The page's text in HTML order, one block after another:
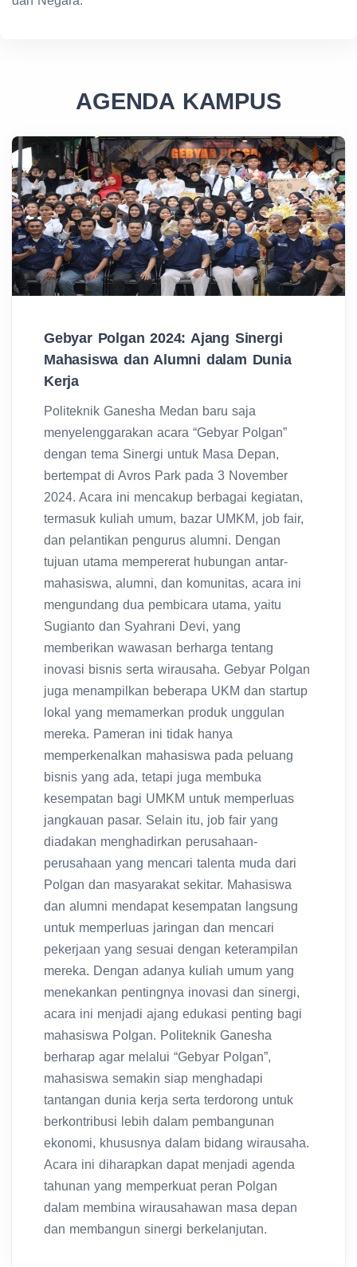
AGENDA KAMPUS
Gebyar Polgan 2024: Ajang Sinergi
Mahasiswa dan Alumni dalam Dunia
Kerja
Politeknik Ganesha Medan baru saja
menyelenggarakan acara “Gebyar Polgan”
dengan tema Sinergi untuk Masa Depan,
bertempat di Avros Park pada 3 November
2024. Acara ini mencakup berbagai kegiatan,
termasuk kuliah umum, bazar UMKM, job fair,
dan pelantikan pengurus alumni. Dengan
tujuan utama mempererat hubungan antar-
mahasiswa, alumni, dan komunitas, acara ini
mengundang dua pembicara utama, yaitu
Sugianto dan Syahrani Devi, yang
memberikan wawasan berharga tentang
inovasi bisnis serta wirausaha. Gebyar Polgan
juga menampilkan beberapa UKM dan startup
lokal yang memamerkan produk unggulan
mereka. Pameran ini tidak hanya
memperkenalkan mahasiswa pada peluang
bisnis yang ada, tetapi juga membuka
kesempatan bagi UMKM untuk memperluas
jangkauan pasar. Selain itu, job fair yang
diadakan menghadirkan perusahaan-
perusahaan yang mencari talenta muda dari
Polgan dan masyarakat sekitar. Mahasiswa
dan alumni mendapat kesempatan langsung
untuk memperluas jaringan dan mencari
pekerjaan yang sesuai dengan keterampilan
mereka. Dengan adanya kuliah umum yang
menekankan pentingnya inovasi dan sinergi,
acara ini menjadi ajang edukasi penting bagi
mahasiswa Polgan. Politeknik Ganesha
berharap agar melalui “Gebyar Polgan”,
mahasiswa semakin siap menghadapi
tantangan dunia kerja serta terdorong untuk
berkontribusi lebih dalam pembangunan
ekonomi, khususnya dalam bidang wirausaha.
Acara ini diharapkan dapat menjadi agenda
tahunan yang memperkuat peran Polgan
dalam membina wirausahawan masa depan
dan membangun sinergi berkelanjutan.